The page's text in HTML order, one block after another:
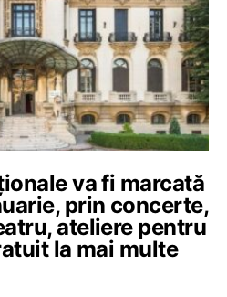
va fi marcată
prin concerte,
ateliere pentru
la mai multe